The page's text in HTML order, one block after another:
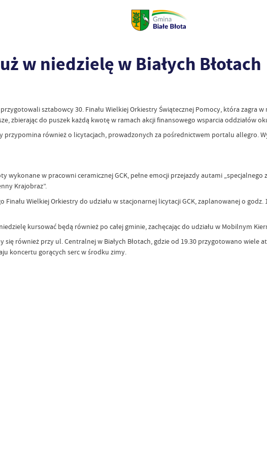
w niedzielę w Białych Błotach
sztabowcy 30. Finału Wielkiej Orkiestry Świątecznej Pomocy, która zagra
zbierając do puszek każdą kwotę w ramach akcji finansowego wsparcia oddziałów
również o licytacjach, prowadzonych za pośrednictwem portalu allegro.
w pracowni ceramicznej GCK, pełne emocji przejazdy autami „specjalnego
Krajobraz”.
Wielkiej Orkiestry do udziału w stacjonarnej licytacji GCK, zaplanowanej o godz.
kursować będą również po całej gminie, zachęcając do udziału w Mobilnym
również przy ul. Centralnej w Białych Błotach, gdzie od 19.30 przygotowano wiele
koncertu gorących serc w środku zimy.